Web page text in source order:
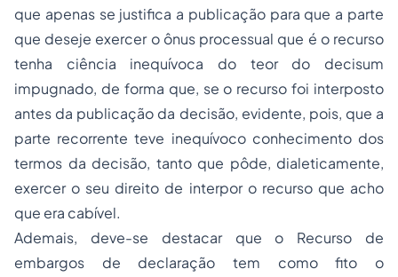
que apenas se justifica a publicação para que a parte
que deseje exercer o ônus processual que é o recurso
tenha ciência inequívoca do teor do decisum
impugnado, de forma que, se o recurso foi interposto
antes da publicação da decisão, evidente, pois, que a
parte recorrente teve inequívoco conhecimento dos
termos da decisão, tanto que pôde, dialeticamente,
exercer o seu direito de interpor o recurso que acho
que era cabível.
Ademais, deve-se destacar que o Recurso de
embargos de declaração tem como fito o